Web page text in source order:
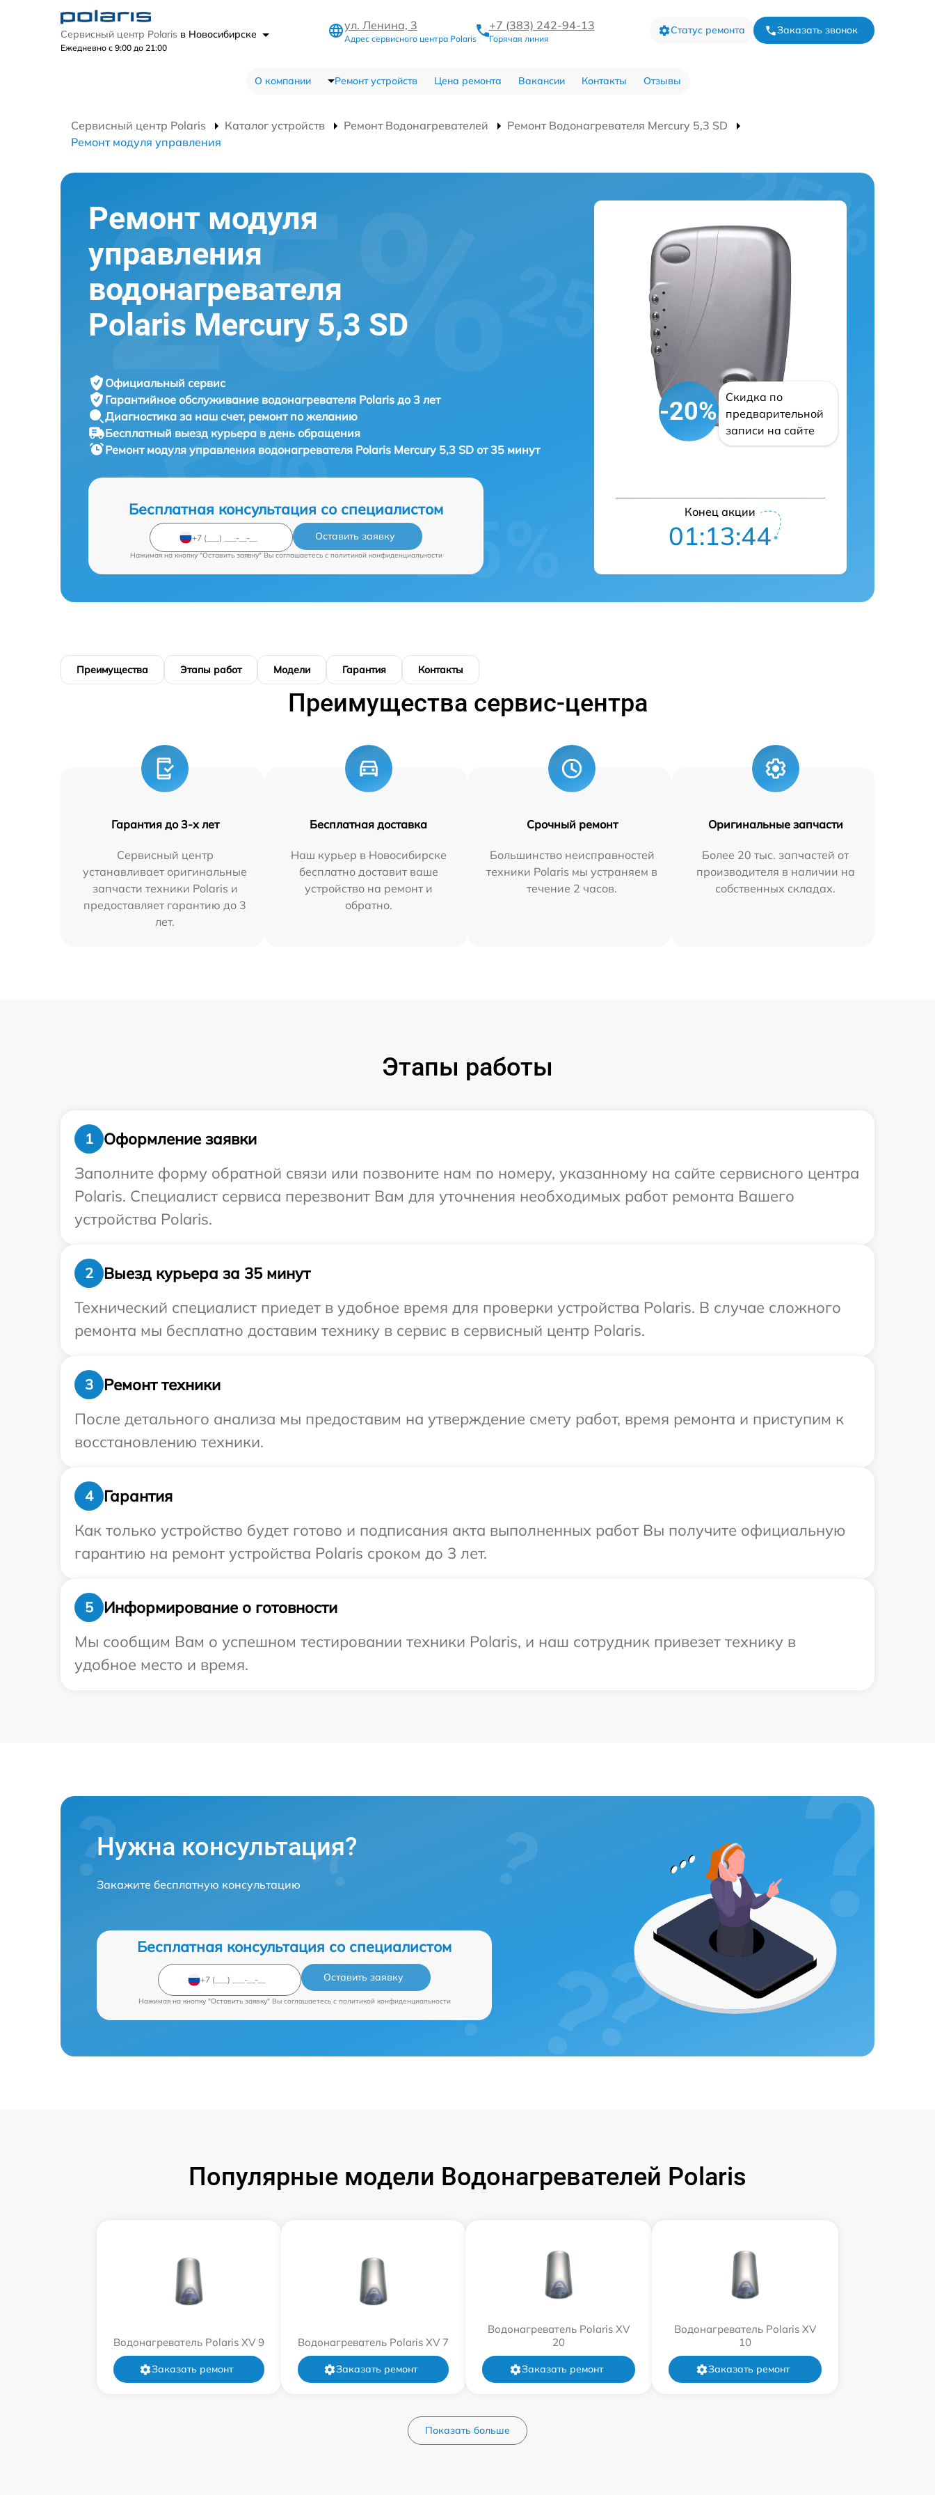
Сервисный центр Polaris в Новосибирске
Ежедневно с 9:00 до 21:00
ул. Ленина, 3
Адрес сервисного центра Polaris
+7 (383) 242-94-13
Горячая линия
Статус ремонта Заказать звонок
О компании Ремонт устройств Цена ремонта Вакансии Контакты Отзывы
Сервисный центр Polaris Каталог устройств Ремонт Водонагревателей
Ремонт Водонагревателя Mercury 5,3 SD
Ремонт модуля управления
Ремонт модуля
управления
водонагревателя
Polaris Mercury 5,3 SD
Официальный сервис
Гарантийное обслуживание водонагревателя Polaris до 3 лет
Диагностика за наш счет, ремонт по желанию
Бесплатный выезд курьера в день обращения
Ремонт модуля управления водонагревателя Polaris Mercury 5,3 SD от 35 минут
Бесплатная консультация со специалистом
Оставить заявку
Нажимая на кнопку "Оставить заявку" Вы соглашаетесь c политикой конфиденциальности
-20%
Скидка по
предварительной
записи на сайте
Конец акции
01:13:43
Преимущества Этапы работ Модели Гарантия Контакты
Преимущества сервис-центра
Гарантия до 3-х лет
Сервисный центр
устанавливает оригинальные
запчасти техники Polaris и
предоставляет гарантию до 3
лет.
Бесплатная доставка
Наш курьер в Новосибирске
бесплатно доставит ваше
устройство на ремонт и
обратно.
Срочный ремонт
Большинство неисправностей
техники Polaris мы устраняем в
течение 2 часов.
Оригинальные запчасти
Более 20 тыс. запчастей от
производителя в наличии на
собственных складах.
Этапы работы
1
Оформление заявки
Заполните форму обратной связи или позвоните нам по номеру, указанному на сайте сервисного центра
Polaris. Специалист сервиса перезвонит Вам для уточнения необходимых работ ремонта Вашего
устройства Polaris.
2
Выезд курьера за 35 минут
Технический специалист приедет в удобное время для проверки устройства Polaris. В случае сложного
ремонта мы бесплатно доставим технику в сервис в сервисный центр Polaris.
3
Ремонт техники
После детального анализа мы предоставим на утверждение смету работ, время ремонта и приступим к
восстановлению техники.
4
Гарантия
Как только устройство будет готово и подписания акта выполненных работ Вы получите официальную
гарантию на ремонт устройства Polaris сроком до 3 лет.
5
Информирование о готовности
Мы сообщим Вам о успешном тестировании техники Polaris, и наш сотрудник привезет технику в
удобное место и время.
Нужна консультация?
Закажите бесплатную консультацию
Бесплатная консультация со специалистом
Оставить заявку
Нажимая на кнопку "Оставить заявку" Вы соглашаетесь c политикой конфиденциальности
Популярные модели Водонагревателей Polaris
Водонагреватель Polaris XV 9
Заказать ремонт
Водонагреватель Polaris XV 7
Заказать ремонт
Водонагреватель Polaris XV
20
Заказать ремонт
Водонагреватель Polaris XV
10
Заказать ремонт
Показать больше